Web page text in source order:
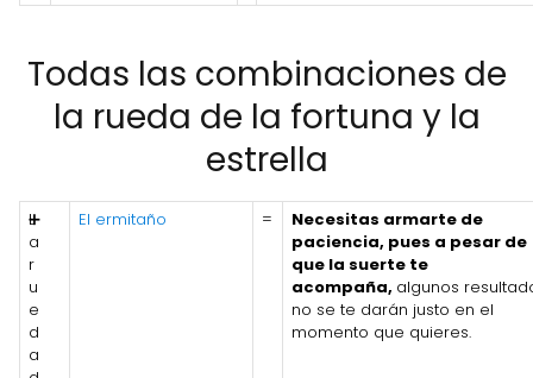
Todas las combinaciones de
la rueda de la fortuna y la
estrella
L
a
r
u
e
d
a
➕ El ermitaño =
Necesitas armarte de
paciencia, pues a pesar de
que la suerte te
acompaña, algunos
no se te darán justo en el
momento que quieres.